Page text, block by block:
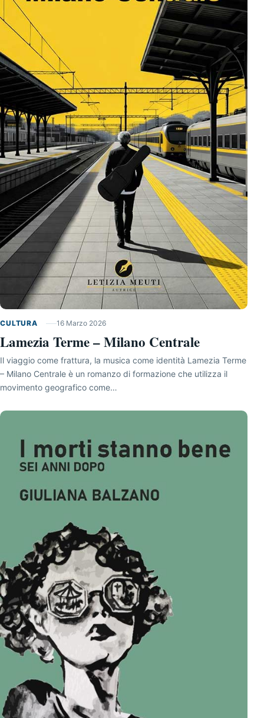
CULTURA 16 Marzo 2026
Lamezia Terme – Milano Centrale
Il viaggio come frattura, la musica come identità Lamezia Terme
– Milano Centrale è un romanzo di formazione che utilizza il
movimento geografico come…